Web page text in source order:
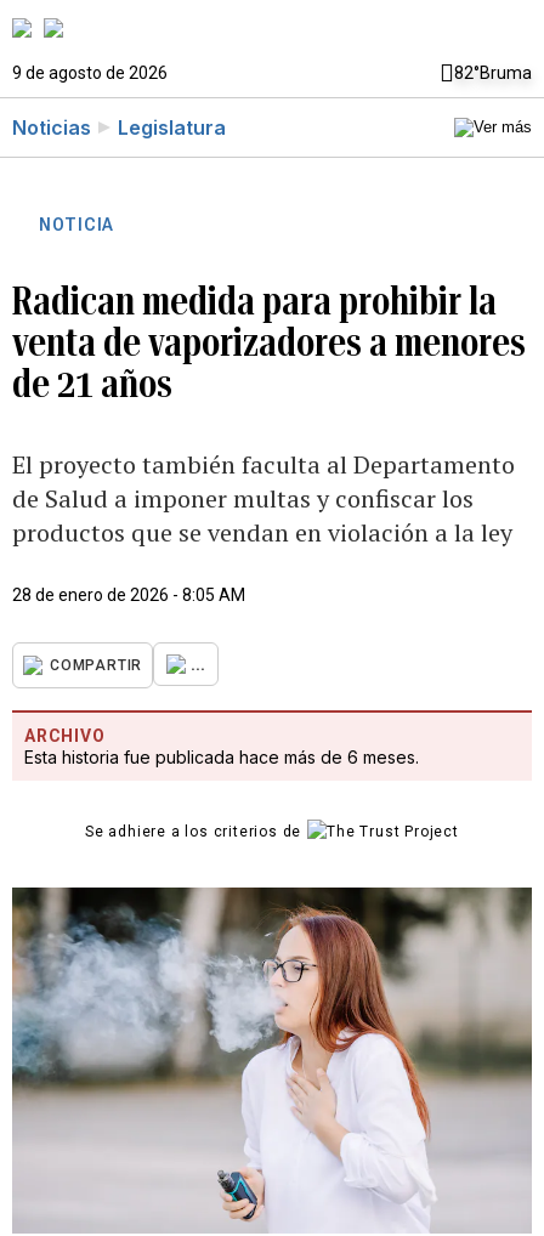
9 de agosto de 2026 82°Bruma
Noticias Legislatura
NOTICIA
Radican medida para prohibir la
venta de vaporizadores a menores
de 21 años
El proyecto también faculta al Departamento
de Salud a imponer multas y confiscar los
productos que se vendan en violación a la ley
28 de enero de 2026 - 8:05 AM
COMPARTIR ...
ARCHIVO
Esta historia fue publicada hace más de 6 meses.
Se adhiere a los criterios de